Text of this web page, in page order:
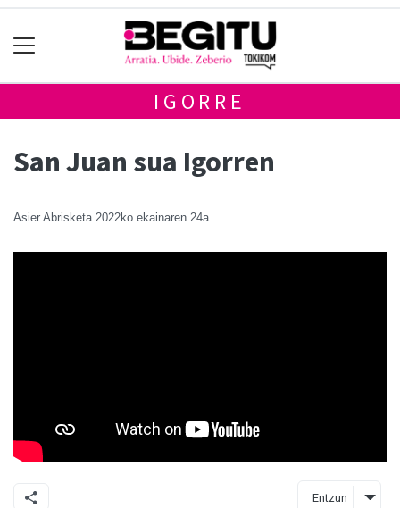
IGORRE
San Juan sua Igorren
Asier Abrisketa 2022ko ekainaren 24a
Entzun